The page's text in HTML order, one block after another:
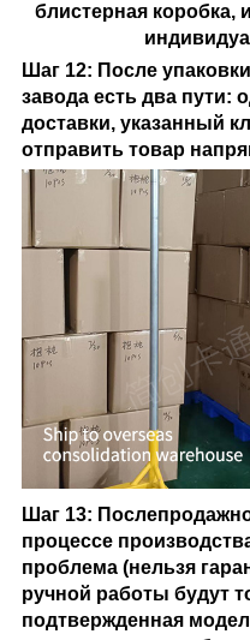
блистерная коробка,
Шаг 12: После
завода есть два пути:
доставки, указанный
отправить товар
Шаг 13:
процессе
проблема (нельзя
ручной работы будут
подтвержденная